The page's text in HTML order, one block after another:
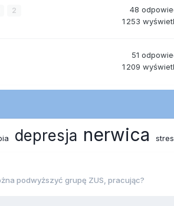
2 48
1 253
51
1 209
depresja nerwica stres
podwyższyć grupę ZUS, pracując?